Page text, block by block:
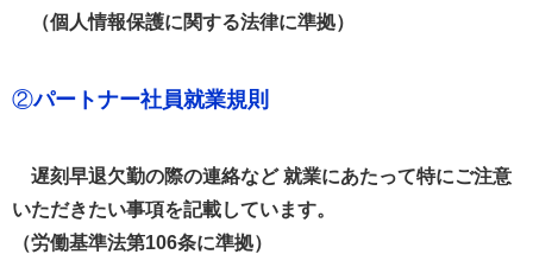
（個人情報保護に関する法律に準拠）
②パートナー社員就業規則
遅刻早退欠勤の際の連絡など 就業にあたって特にご注意
いただきたい事項を記載しています。
（労働基準法第106条に準拠）